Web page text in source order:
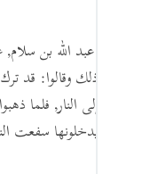
سأل عبد الله بن
ذلك وقالوا: قد
غدوا إلى النار, فلما
ذهبوا يدخلونها سفعت